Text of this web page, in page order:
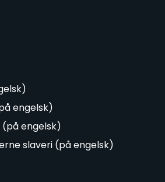
engelsk)
engelsk)
slaveri (på engelsk)